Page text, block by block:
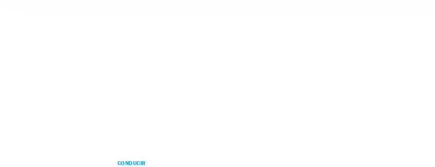
CONDUCIR